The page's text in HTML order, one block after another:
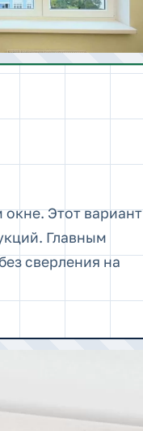
Этот вариант
Главным
сверления на